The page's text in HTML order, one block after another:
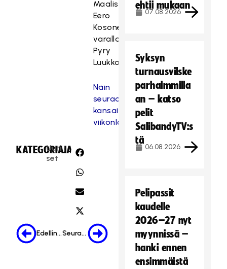
Maalissa
Eero
Kosonen,
varalla
Pyry
Luukkonen
Näin
seuraat
kansainvälistä
viikonloppua
KATEGORIA:
Uuti
set
JAA:
Edellinen Seuraava
ehtii mukaan
07.08.2026
Syksyn
turnausvilske
parhaimmilla
an – katso
pelit
SalibandyTV:s
tä
06.08.2026
Pelipassit
kaudelle
2026–27 nyt
myynnissä –
hanki ennen
ensimmäistä